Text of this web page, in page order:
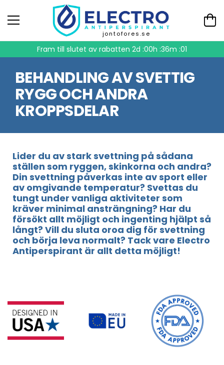
jontofores.se
Fram till slutet av rabatten 2d :00h :36m :01
BEHANDLING AV SVETTIG
RYGG OCH ANDRA
KROPPSDELAR
Lider du av stark svettning på sådana
ställen som ryggen, skinkorna och andra?
Din svettning påverkas inte av sport eller
av omgivande temperatur? Svettas du
tungt under vanliga aktiviteter som
kräver minimal ansträngning? Har du
försökt allt möjligt och ingenting hjälpt så
långt? Vill du sluta oroa dig för svettning
och börja leva normalt? Tack vare Electro
Antiperspirant är allt detta möjligt!